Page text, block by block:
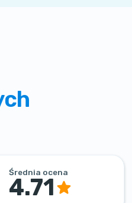
Średnia ocena
4.71